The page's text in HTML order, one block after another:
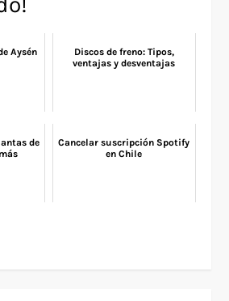
Aysén
Discos de freno: Tipos,
ventajas y desventajas
de
Cancelar suscripción Spotify
en Chile